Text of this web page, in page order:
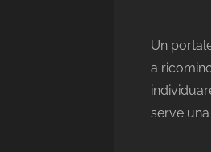
Un
a
serve